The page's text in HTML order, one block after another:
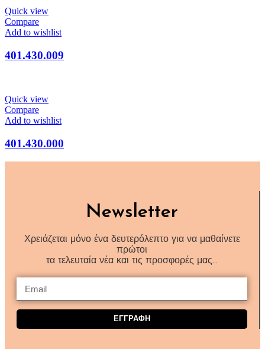
Quick view
Compare
Add to wishlist
401.430.009
Quick view
Compare
Add to wishlist
401.430.000
Newsletter
Χρειάζεται μόνο ένα δευτερόλεπτο για να μαθαίνετε
πρώτοι
τα τελευταία νέα και τις προσφορές μας…
ΕΓΓΡΑΦΗ